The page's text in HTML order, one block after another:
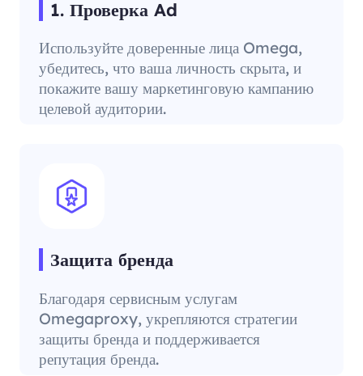
1. Проверка Ad
Используйте доверенные лица Omega,
убедитесь, что ваша личность скрыта, и
покажите вашу маркетинговую кампанию
целевой аудитории.
Защита бренда
Благодаря сервисным услугам
Omegaproxy, укрепляются стратегии
защиты бренда и поддерживается
репутация бренда.